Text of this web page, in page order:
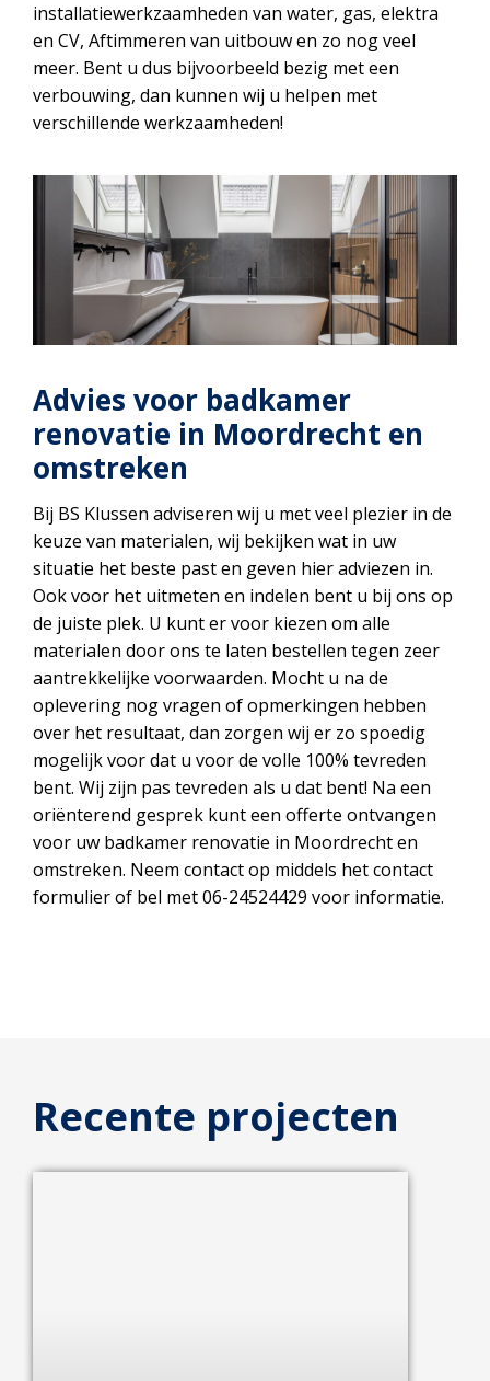
installatiewerkzaamheden van water, gas, elektra
en CV, Aftimmeren van uitbouw en zo nog veel
meer. Bent u dus bijvoorbeeld bezig met een
verbouwing, dan kunnen wij u helpen met
verschillende werkzaamheden!
Advies voor badkamer
renovatie in Moordrecht en
omstreken
Bij BS Klussen adviseren wij u met veel plezier in de
keuze van materialen, wij bekijken wat in uw
situatie het beste past en geven hier adviezen in.
Ook voor het uitmeten en indelen bent u bij ons op
de juiste plek. U kunt er voor kiezen om alle
materialen door ons te laten bestellen tegen zeer
aantrekkelijke voorwaarden. Mocht u na de
oplevering nog vragen of opmerkingen hebben
over het resultaat, dan zorgen wij er zo spoedig
mogelijk voor dat u voor de volle 100% tevreden
bent. Wij zijn pas tevreden als u dat bent! Na een
oriënterend gesprek kunt een offerte ontvangen
voor uw badkamer renovatie in Moordrecht en
omstreken. Neem contact op middels het contact
formulier of bel met 06-24524429 voor informatie.
Recente projecten